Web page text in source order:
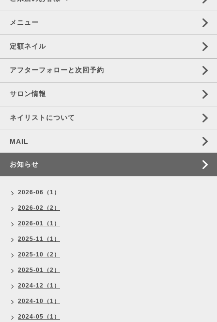
メニュー
定額ネイル
アフターフォローと次回予約
サロン情報
ネイリストについて
MAIL
お知らせ
2026-06（1）
2026-02（2）
2026-01（1）
2025-11（1）
2025-10（2）
2025-01（2）
2024-12（1）
2024-10（1）
2024-05（1）